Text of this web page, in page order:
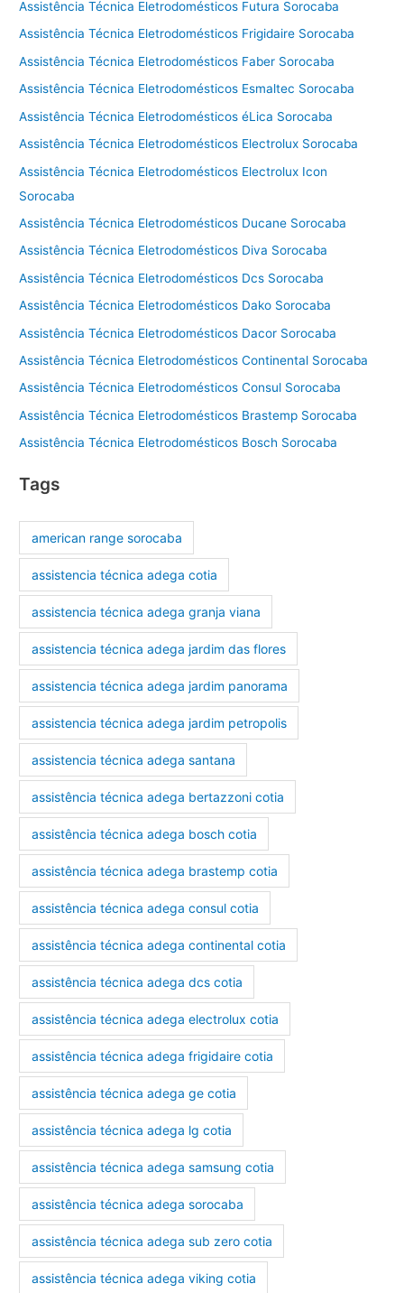
Assistência Técnica Eletrodomésticos Futura Sorocaba
Assistência Técnica Eletrodomésticos Frigidaire Sorocaba
Assistência Técnica Eletrodomésticos Faber Sorocaba
Assistência Técnica Eletrodomésticos Esmaltec Sorocaba
Assistência Técnica Eletrodomésticos éLica Sorocaba
Assistência Técnica Eletrodomésticos Electrolux Sorocaba
Assistência Técnica Eletrodomésticos Electrolux Icon
Sorocaba
Assistência Técnica Eletrodomésticos Ducane Sorocaba
Assistência Técnica Eletrodomésticos Diva Sorocaba
Assistência Técnica Eletrodomésticos Dcs Sorocaba
Assistência Técnica Eletrodomésticos Dako Sorocaba
Assistência Técnica Eletrodomésticos Dacor Sorocaba
Assistência Técnica Eletrodomésticos Continental Sorocaba
Assistência Técnica Eletrodomésticos Consul Sorocaba
Assistência Técnica Eletrodomésticos Brastemp Sorocaba
Assistência Técnica Eletrodomésticos Bosch Sorocaba
Tags
american range sorocaba
assistencia técnica adega cotia
assistencia técnica adega granja viana
assistencia técnica adega jardim das flores
assistencia técnica adega jardim panorama
assistencia técnica adega jardim petropolis
assistencia técnica adega santana
assistência técnica adega bertazzoni cotia
assistência técnica adega bosch cotia
assistência técnica adega brastemp cotia
assistência técnica adega consul cotia
assistência técnica adega continental cotia
assistência técnica adega dcs cotia
assistência técnica adega electrolux cotia
assistência técnica adega frigidaire cotia
assistência técnica adega ge cotia
assistência técnica adega lg cotia
assistência técnica adega samsung cotia
assistência técnica adega sorocaba
assistência técnica adega sub zero cotia
assistência técnica adega viking cotia